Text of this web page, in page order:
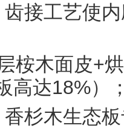
接工艺使
桉木面皮+
高达18%）
杉木生态